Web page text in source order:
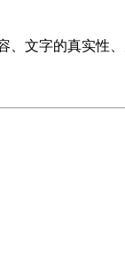
、文字的真实性